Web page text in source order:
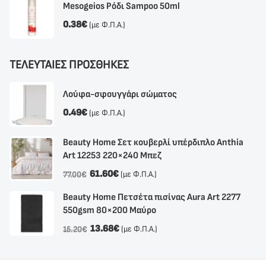
Mesogeios Ρόδι Sampoo 50ml
0.38€ (με Φ.Π.Α.)
ΤΕΛΕΥΤΑΙΕΣ ΠΡΟΣΘΗΚΕΣ
Λούφα-σφουγγάρι σώματος
0.49€ (με Φ.Π.Α.)
Beauty Home Σετ κουβερλί υπέρδιπλο Anthia
Αrt 12253 220×240 Μπεζ
77.00€ 61.60€ (με Φ.Π.Α.)
Beauty Home Πετσέτα πισίνας Aura Art 2277
550gsm 80×200 Μαύρο
15.20€ 13.68€ (με Φ.Π.Α.)